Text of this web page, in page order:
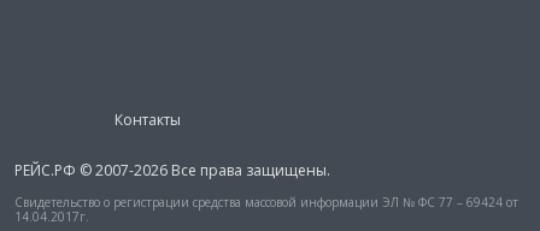
Контакты
РЕЙС.РФ © 2007-2026 Все права защищены.
Свидетельство о регистрации средства массовой информации ЭЛ № ФС 77 – 69424 от
14.04.2017г.